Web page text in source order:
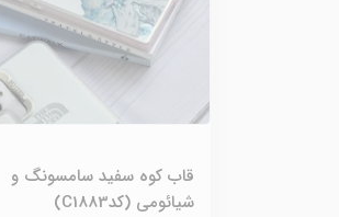
قاب کوه سفید سامسونگ و
شیائومی (کدC1883)